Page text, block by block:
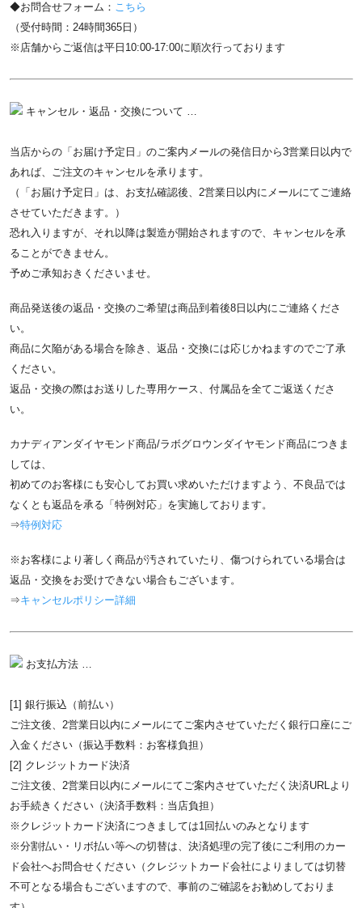
◆お問合せフォーム： こちら
（受付時間：24時間365日）
※店舗からご返信は平日10:00-17:00に順次行っております
キャンセル・返品・交換について …
当店からの「お届け予定日」のご案内メールの発信日から3営業日以内で
あれば、ご注文のキャンセルを承ります。
（「お届け予定日」は、お支払確認後、2営業日以内にメールにてご連絡
させていただきます。）
恐れ入りますが、それ以降は製造が開始されますので、キャンセルを承
ることができません。
予めご承知おきくださいませ。
商品発送後の返品・交換のご希望は商品到着後8日以内にご連絡くださ
い。
商品に欠陥がある場合を除き、返品・交換には応じかねますのでご了承
ください。
返品・交換の際はお送りした専用ケース、付属品を全てご返送くださ
い。
カナディアンダイヤモンド商品/ラボグロウンダイヤモンド商品につきま
しては、
初めてのお客様にも安心してお買い求めいただけますよう、不良品では
なくとも返品を承る「特例対応」を実施しております。
⇒特例対応
※お客様により著しく商品が汚されていたり、傷つけられている場合は
返品・交換をお受けできない場合もございます。
⇒キャンセルポリシー詳細
お支払方法 …
[1] 銀行振込（前払い）
ご注文後、2営業日以内にメールにてご案内させていただく銀行口座にご
入金ください（振込手数料：お客様負担）
[2] クレジットカード決済
ご注文後、2営業日以内にメールにてご案内させていただく決済URLより
お手続きください（決済手数料：当店負担）
※クレジットカード決済につきましては1回払いのみとなります
※分割払い・リボ払い等への切替は、決済処理の完了後にご利用のカー
ド会社へお問合せください（クレジットカード会社によりましては切替
不可となる場合もございますので、事前のご確認をお勧めしておりま